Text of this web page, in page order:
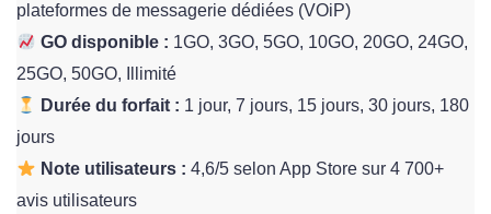
plateformes de messagerie dédiées (VOiP)
GO disponible : 1GO, 3GO, 5GO, 10GO, 20GO, 24GO,
25GO, 50GO, Illimité
Durée du forfait : 1 jour, 7 jours, 15 jours, 30 jours, 180
jours
Note utilisateurs : 4,6/5 selon App Store sur 4 700+
avis utilisateurs